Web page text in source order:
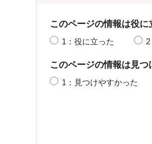
このページの情報は役に
1：役に立った 2
このページの情報は見つ
1：見つけやすかった